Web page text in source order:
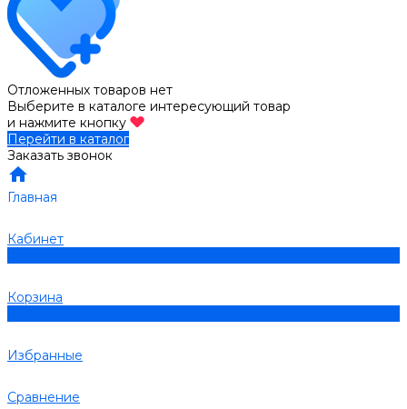
Отложенных товаров нет
Выберите в каталоге интересующий товар
и нажмите кнопку
Перейти в каталог
Заказать звонок
Главная
Кабинет
Корзина
Избранные
Сравнение